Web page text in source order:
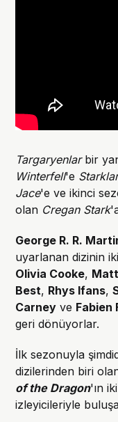
Targaryenlar bir
Winterfell'e
Jace'e ve ikinci
olan Cregan Stark
George R. R.
uyarlanan dizinin
Olivia Cooke,
Best, Rhys Ifans,
Carney ve Fabien
geri dönüyorlar.
İlk sezonuyla
dizilerinden biri
of the Dragon'ın
izleyicileriyle